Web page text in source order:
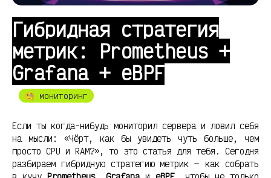
Гибридная стратегия
метрик: Prometheus +
Grafana + eBPF
🧐 мониторинг
Если ты когда-нибудь мониторил сервера и ловил себя
на мысли: «Чёрт, как бы увидеть чуть больше, чем
просто CPU и RAM?», то это статья для тебя. Сегодня
разбираем гибридную стратегию метрик — как собрать